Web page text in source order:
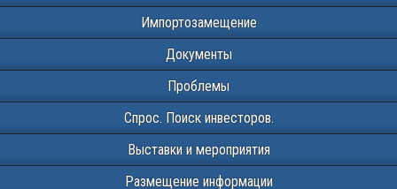
Импортозамещение
Документы
Проблемы
Спрос. Поиск инвесторов.
Выставки и мероприятия
Размещение информации